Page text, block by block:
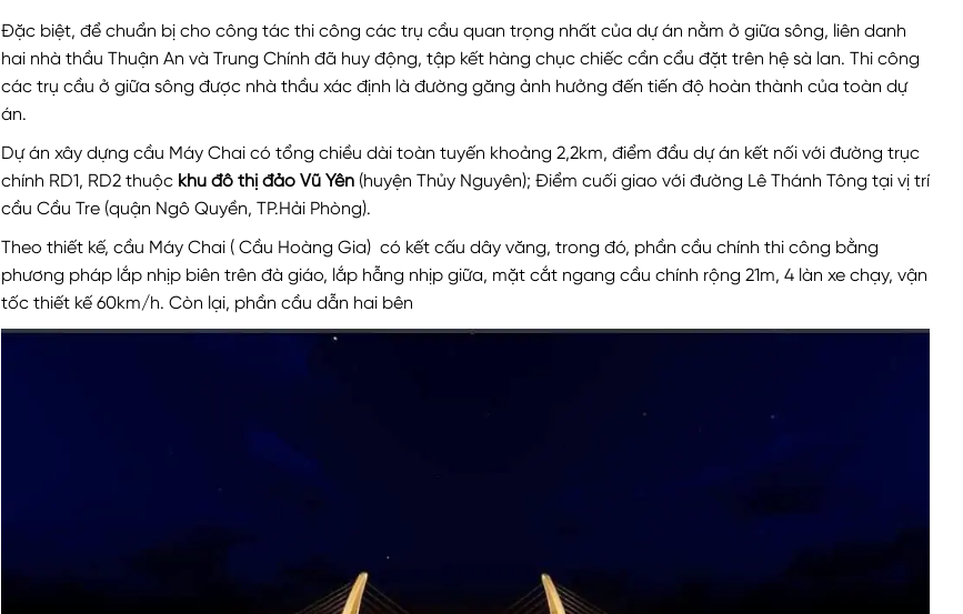
Đặc biệt, để chuẩn bị cho công tác thi công các trụ cầu quan trọng nhất của dự án nằm ở giữa sông, liên danh
hai nhà thầu Thuận An và Trung Chính đã huy động, tập kết hàng chục chiếc cần cẩu đặt trên hệ sà lan. Thi công
các trụ cầu ở giữa sông được nhà thầu xác định là đường găng ảnh hưởng đến tiến độ hoàn thành của toàn dự
án.
Dự án xây dựng cầu Máy Chai có tổng chiều dài toàn tuyến khoảng 2,2km, điểm đầu dự án kết nối với đường trục
chính RD1, RD2 thuộc khu đô thị đảo Vũ Yên (huyện Thủy Nguyên); Điểm cuối giao với đường Lê Thánh Tông tại vị trí
cầu Cầu Tre (quận Ngô Quyền, TP.Hải Phòng).
Theo thiết kế, cầu Máy Chai ( Cầu Hoàng Gia) có kết cấu dây văng, trong đó, phần cầu chính thi công bằng
phương pháp lắp nhịp biên trên đà giáo, lắp hẫng nhịp giữa, mặt cắt ngang cầu chính rộng 21m, 4 làn xe chạy, vận
tốc thiết kế 60km/h. Còn lại, phần cầu dẫn hai bên